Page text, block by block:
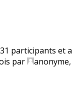
participants et a
par
anonyme,